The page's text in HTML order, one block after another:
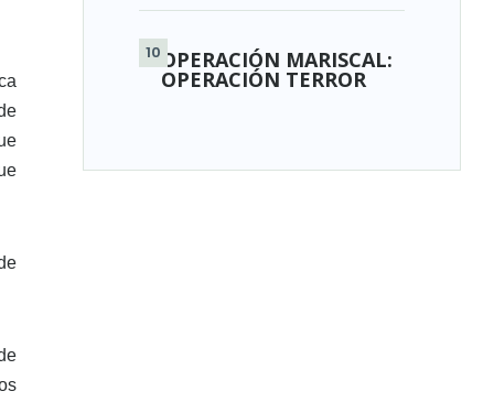
OPERACIÓN MARISCAL:
OPERACIÓN TERROR